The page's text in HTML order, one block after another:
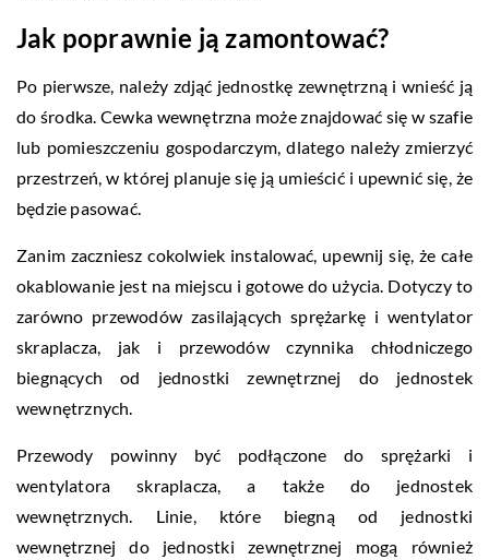
Jak poprawnie ją zamontować?
Po pierwsze, należy zdjąć jednostkę zewnętrzną i wnieść ją
do środka. Cewka wewnętrzna może znajdować się w szafie
lub pomieszczeniu gospodarczym, dlatego należy zmierzyć
przestrzeń, w której planuje się ją umieścić i upewnić się, że
będzie pasować.
Zanim zaczniesz cokolwiek instalować, upewnij się, że całe
okablowanie jest na miejscu i gotowe do użycia. Dotyczy to
zarówno przewodów zasilających sprężarkę i wentylator
skraplacza, jak i przewodów czynnika chłodniczego
biegnących od jednostki zewnętrznej do jednostek
wewnętrznych.
Przewody powinny być podłączone do sprężarki i
wentylatora skraplacza, a także do jednostek
wewnętrznych. Linie, które biegną od jednostki
wewnętrznej do jednostki zewnętrznej mogą również